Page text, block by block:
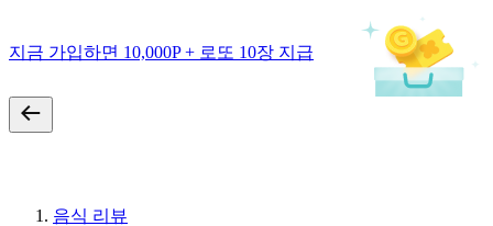
지금 가입하면 10,000P + 로또 10장 지급
음식 리뷰